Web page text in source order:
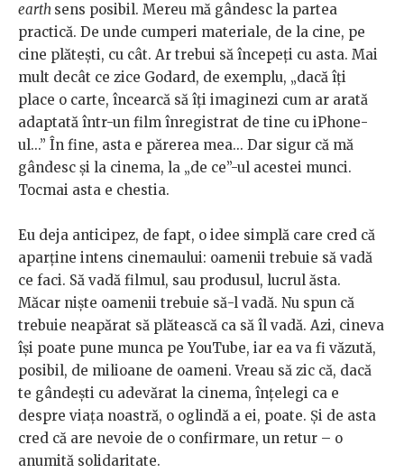
earth sens posibil. Mereu mă gândesc la partea
practică. De unde cumperi materiale, de la cine, pe
cine plătești, cu cât. Ar trebui să începeți cu asta. Mai
mult decât ce zice Godard, de exemplu, „dacă îți
place o carte, încearcă să îți imaginezi cum ar arată
adaptată într-un film înregistrat de tine cu iPhone-
ul...” În fine, asta e părerea mea... Dar sigur că mă
gândesc și la cinema, la „de ce”-ul acestei munci.
Tocmai asta e chestia.
Eu deja anticipez, de fapt, o idee simplă care cred că
aparține intens cinemaului: oamenii trebuie să vadă
ce faci. Să vadă filmul, sau produsul, lucrul ăsta.
Măcar niște oamenii trebuie să-l vadă. Nu spun că
trebuie neapărat să plătească ca să îl vadă. Azi, cineva
își poate pune munca pe YouTube, iar ea va fi văzută,
posibil, de milioane de oameni. Vreau să zic că, dacă
te gândești cu adevărat la cinema, înțelegi ca e
despre viața noastră, o oglindă a ei, poate. Și de asta
cred că are nevoie de o confirmare, un retur – o
anumită solidaritate.